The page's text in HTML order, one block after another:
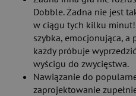
Dobble. Żadna nie jest
w ciągu tych kilku
szybka, emocjonująca, a
każdy próbuje
wyścigu do zwycięstwa.
Nawiązanie do
zaprojektowanie